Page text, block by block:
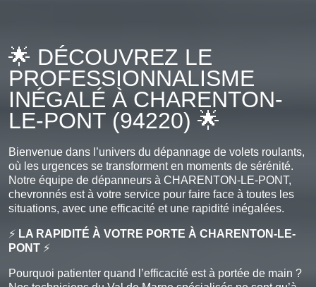
🌟 DÉCOUVREZ LE
PROFESSIONNALISME
INÉGALÉ À CHARENTON-
LE-PONT (94220) 🌟
Bienvenue dans l’univers du dépannage de volets roulants,
où les urgences se transforment en moments de sérénité.
Notre équipe de dépanneurs à CHARENTON-LE-PONT,
chevronnés est à votre service pour faire face à toutes les
situations, avec une efficacité et une rapidité inégalées.
⚡ LA RAPIDITÉ À VOTRE PORTE À CHARENTON-LE-
PONT ⚡
Pourquoi patienter quand l’efficacité est à portée de main ?